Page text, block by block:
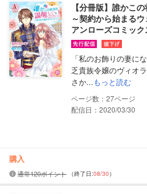
【分冊版】誰かこ
～契約から始まる
アンローズコミック
「私のお飾りの妻に
乏貴族令嬢のヴィオ
さか...もっと読む
27
配信日：2020/03/30
購入
通常120ポイント （終了日:08/30）